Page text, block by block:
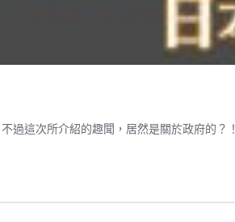
過這次所介紹的趣聞，居然是關於政府的？！